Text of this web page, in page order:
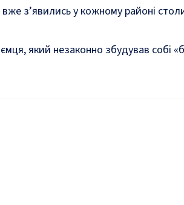
з’явились у кожному районі
який незаконно збудував собі